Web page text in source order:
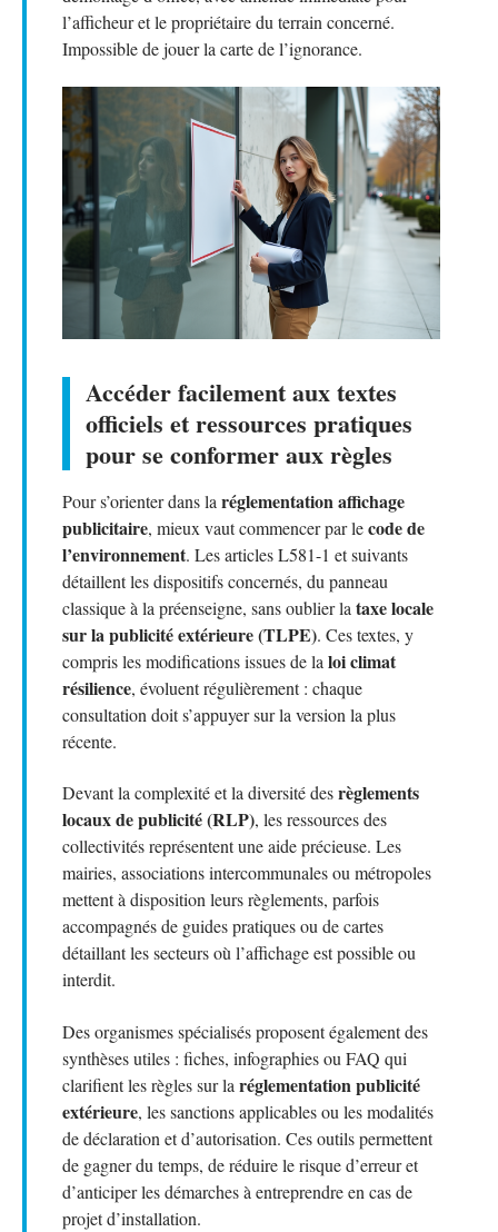
l’afficheur et le propriétaire du terrain concerné.
Impossible de jouer la carte de l’ignorance.
Accéder facilement aux textes
officiels et ressources pratiques
pour se conformer aux règles
Pour s’orienter dans la réglementation affichage
publicitaire, mieux vaut commencer par lecode de
l’environnement. Les articles L581-1 et suivants
détaillent les dispositifs concernés, du panneau
classique à la préenseigne, sans oublier la taxe locale
sur la publicité extérieure (TLPE). Ces textes, y
compris les modifications issues de la loi climat
résilience, évoluent régulièrement : chaque
consultation doit s’appuyer sur la version la plus
récente.
Devant la complexité et la diversité desrèglements
locaux de publicité (RLP), les ressources des
collectivités représentent une aide précieuse. Les
mairies, associations intercommunales ou métropoles
mettent à disposition leurs règlements, parfois
accompagnés de guides pratiques ou de cartes
détaillant les secteurs où l’affichage est possible ou
interdit.
Des organismes spécialisés proposent également des
synthèses utiles : fiches, infographies ou FAQ qui
clarifient les règles sur la réglementation publicité
extérieure, les sanctions applicables ou les modalités
de déclaration et d’autorisation. Ces outils permettent
de gagner du temps, de réduire le risque d’erreur et
d’anticiper les démarches à entreprendre en cas de
projet d’installation.